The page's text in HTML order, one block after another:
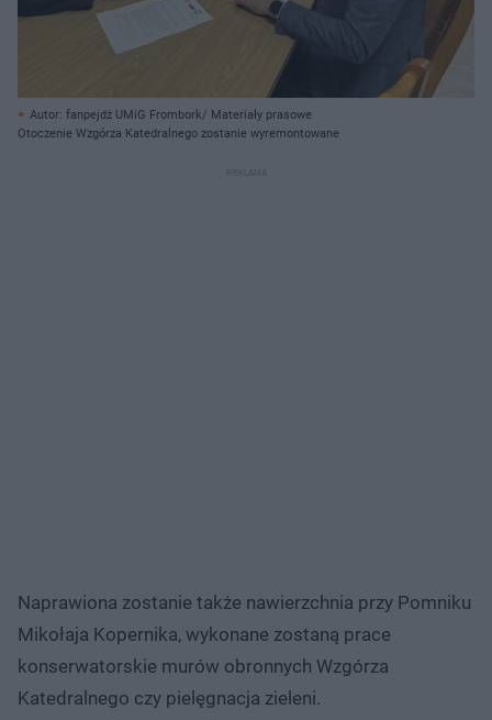
Autor: fanpejdż UMiG Frombork/ Materiały prasowe
Otoczenie Wzgórza Katedralnego zostanie wyremontowane
Naprawiona zostanie także nawierzchnia przy Pomniku
Mikołaja Kopernika, wykonane zostaną prace
konserwatorskie murów obronnych Wzgórza
Katedralnego czy pielęgnacja zieleni.